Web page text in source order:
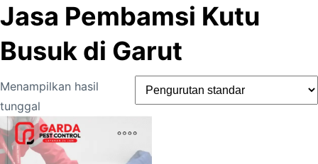
Jasa Pembamsi Kutu
Busuk di Garut
Menampilkan hasil
tunggal